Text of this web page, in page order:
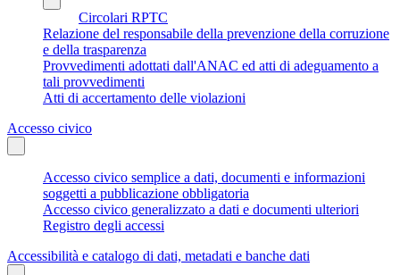
Circolari RPTC
Relazione del responsabile della prevenzione della corruzione
e della trasparenza
Provvedimenti adottati dall'ANAC ed atti di adeguamento a
tali provvedimenti
Atti di accertamento delle violazioni
Accesso civico
Accesso civico semplice a dati, documenti e informazioni
soggetti a pubblicazione obbligatoria
Accesso civico generalizzato a dati e documenti ulteriori
Registro degli accessi
Accessibilità e catalogo di dati, metadati e banche dati